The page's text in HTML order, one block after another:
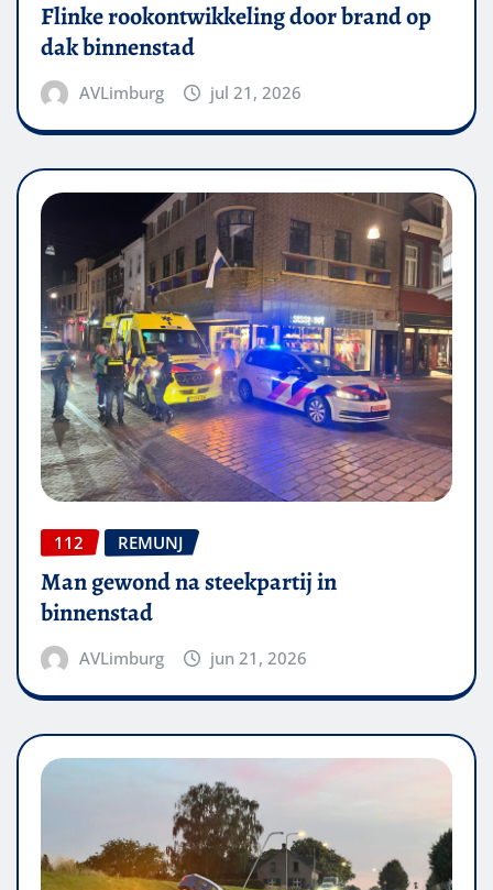
Flinke rookontwikkeling door brand op
dak binnenstad
AVLimburg jul 21, 2026
112 REMUNJ
Man gewond na steekpartij in
binnenstad
AVLimburg jun 21, 2026